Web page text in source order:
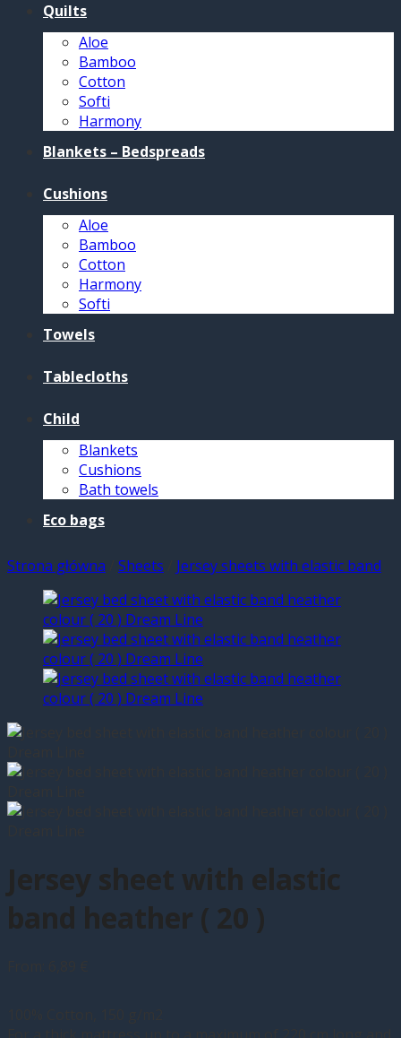
Quilts
Aloe
Bamboo
Cotton
Softi
Harmony
Blankets – Bedspreads
Cushions
Aloe
Bamboo
Cotton
Harmony
Softi
Towels
Tablecloths
Child
Blankets
Cushions
Bath towels
Eco bags
Strona główna Sheets Jersey sheets with elastic band
Jersey sheet with elastic
band heather ( 20 )